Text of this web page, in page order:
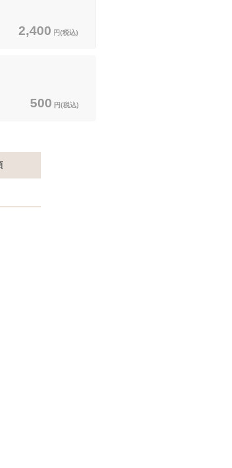
2,400 円(税込)
500 円(税込)